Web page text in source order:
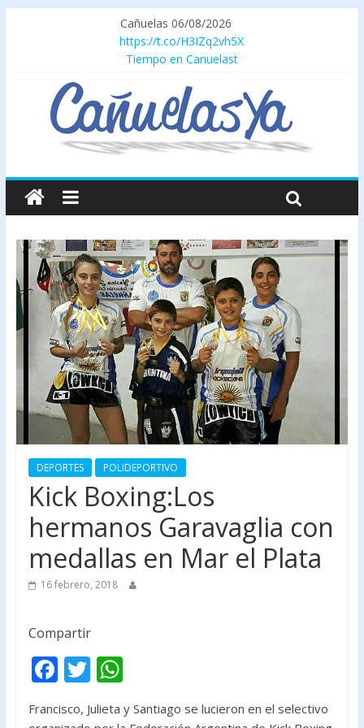
Cañuelas 06/08/2026
https://t.co/H3IZq2vh5X
Tiempo en Canuelast
DEPORTES POLIDEPORTIVO
Kick Boxing:Los
hermanos Garavaglia con
medallas en Mar el Plata
16 febrero, 2018
Compartir
F T
w
W
Francisco, Julieta y Santiago se lucieron en el selectivo